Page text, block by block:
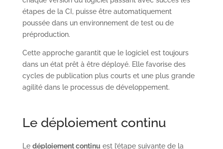
étapes de la CI, puisse être automatiquement
poussée dans un environnement de test ou de
préproduction.
Cette approche garantit que le logiciel est toujours
dans un état prêt à être déployé. Elle favorise des
cycles de publication plus courts et une plus grande
agilité dans le processus de développement.
Le déploiement continu
Le déploiement continu est l’étape suivante de la